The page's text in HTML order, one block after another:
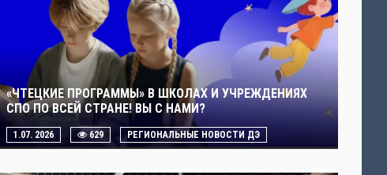
«ЧТЕЦКИЕ ПРОГРАММЫ» В ШКОЛАХ И УЧРЕЖДЕНИЯХ
СПО ПО ВСЕЙ СТРАНЕ! ВЫ С НАМИ?
1.07. 2026 629 РЕГИОНАЛЬНЫЕ НОВОСТИ ДЭ